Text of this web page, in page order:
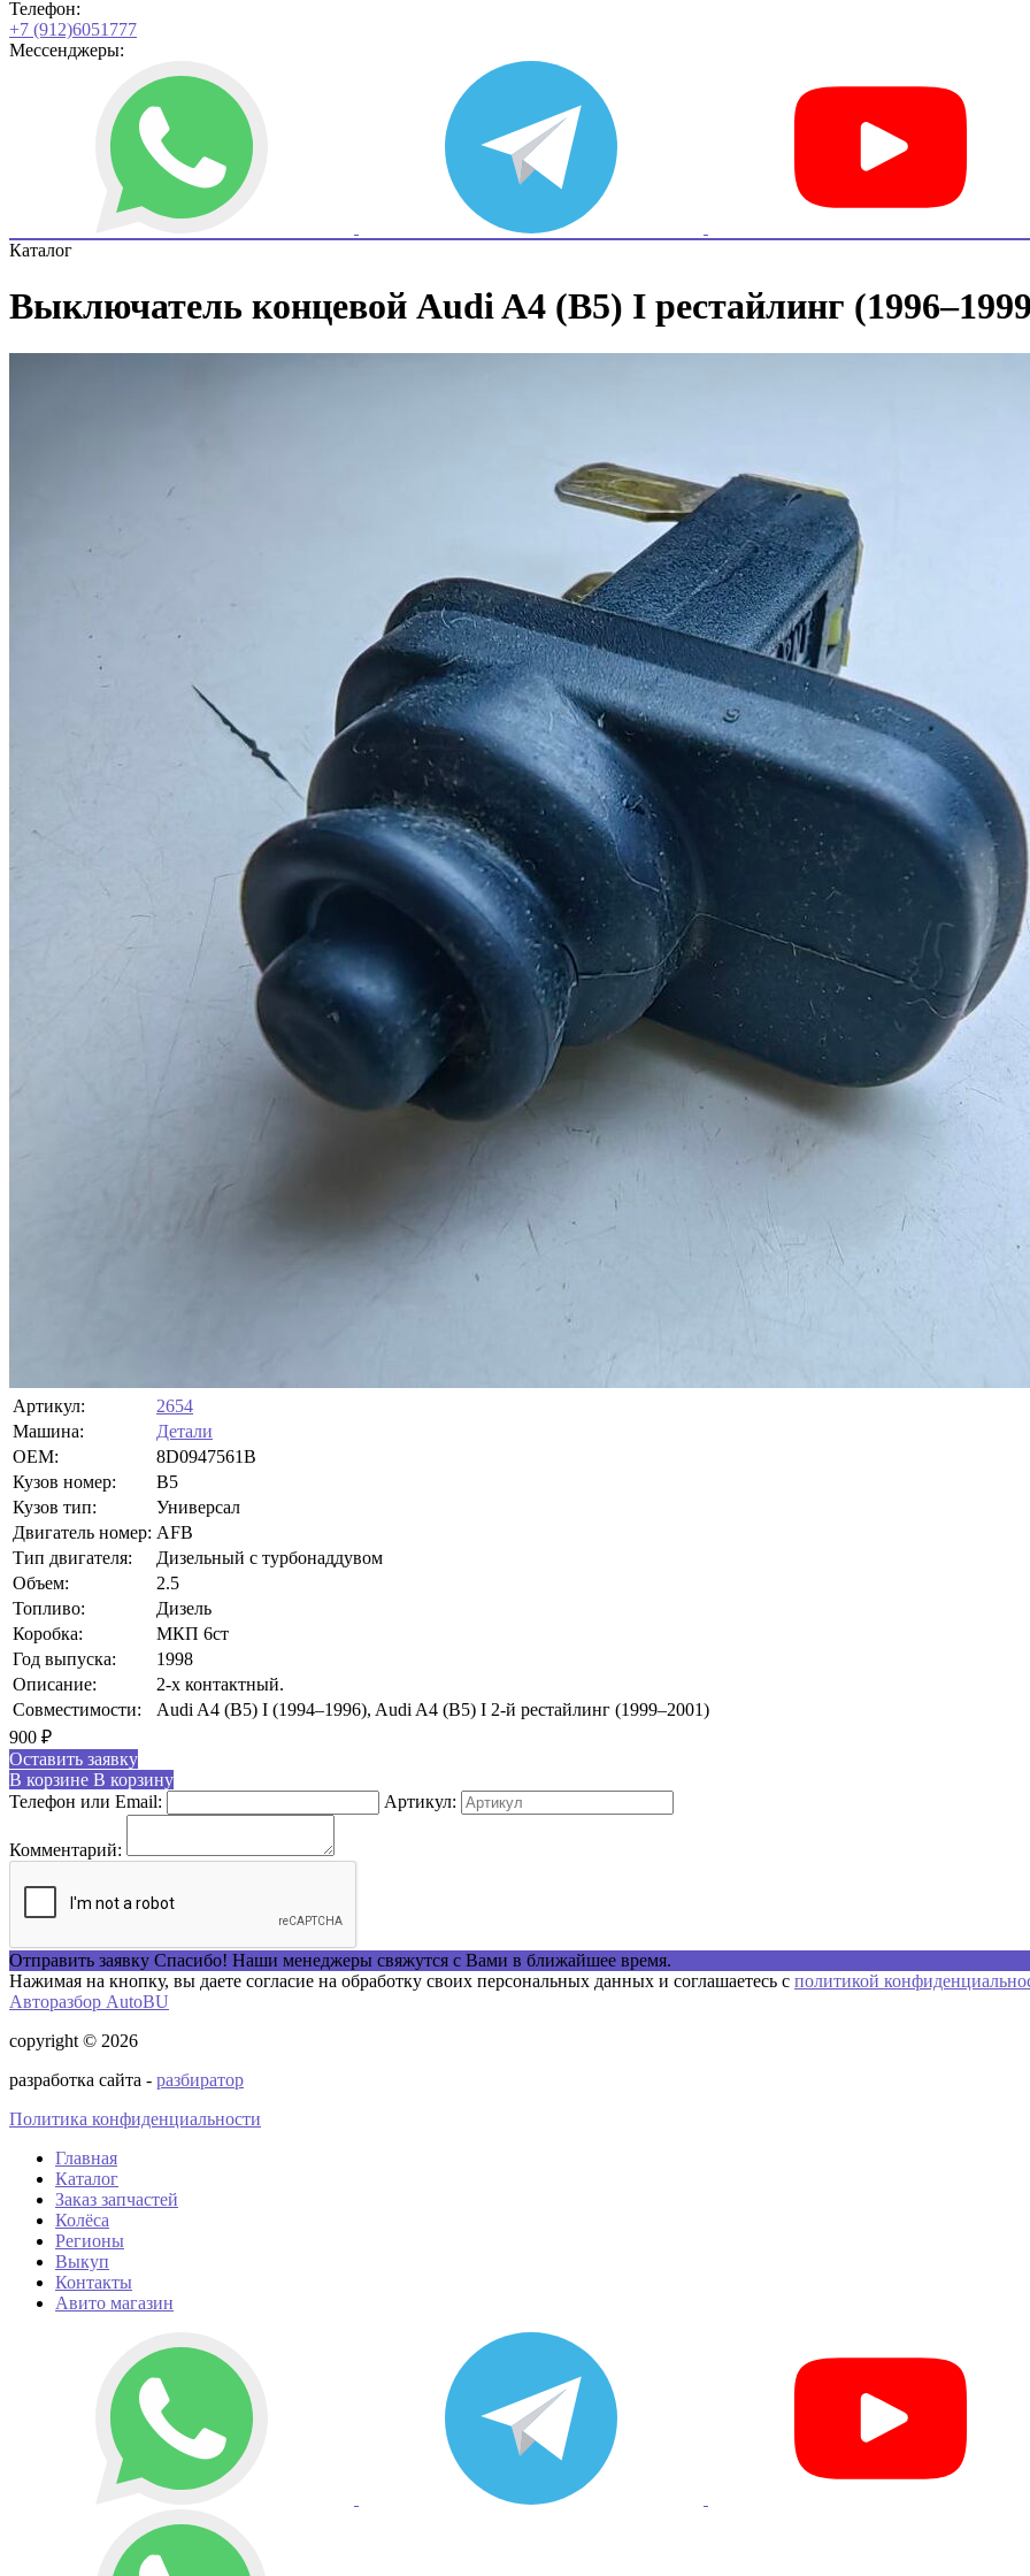
Телефон:
+7 (912)6051777
Мессенджеры:
Каталог
Выключатель концевой Audi A4 (B5) I рестайлинг
Артикул:
2654
Машина:
Детали
OEM:
8D0947561B
Кузов номер:
B5
Кузов тип:
Универсал
Двигатель номер: AFB
Тип двигателя:
Дизельный с турбонаддувом
Объем:
2.5
Топливо:
Дизель
Коробка:
МКП 6ст
Год выпуска:
1998
Описание:
2-х контактный.
Совместимости:
Audi A4 (B5) I (1994–1996), Audi A4 (B5) I 2-й рестайлинг (1999–2001)
900 ₽
Оставить заявку
В корзине В корзину
Телефон или Email:
Артикул:
Комментарий:
Отправить заявку Спасибо! Наши менеджеры свяжутся с Вами в ближайшее время.
Нажимая на кнопку, вы даете согласие на обработку своих персональных данных и соглашаетесь с политикой
Авторазбор AutoBU
copyright © 2026
разработка сайта - разбиратор
Политика конфиденциальности
Главная
Каталог
Заказ запчастей
Колёса
Регионы
Выкуп
Контакты
Авито магазин